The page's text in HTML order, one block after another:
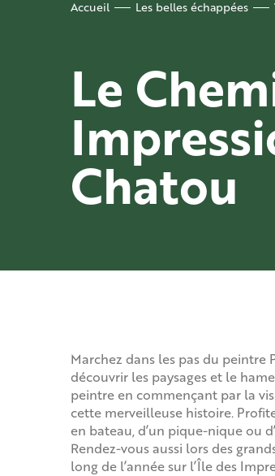
Accueil Les belles échappées
Le
Chatou
Marchez dans les pas du peintre
découvrir les paysages et le
peintre en commençant par la
cette merveilleuse histoire.
en bateau, d’un pique-nique ou
Rendez-vous aussi lors des
long de l’année sur l’Île des